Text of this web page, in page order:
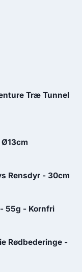
Træ Tunnel
Rensdyr - 30cm
55g - Kornfri
Rødbederinge -